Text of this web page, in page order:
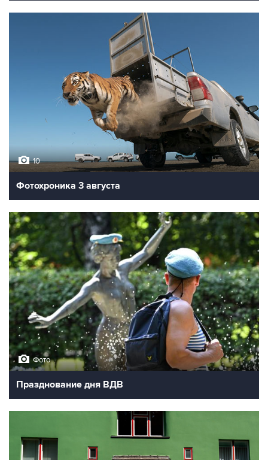
10
Фотохроника 3 августа
Фото
Празднование дня ВДВ